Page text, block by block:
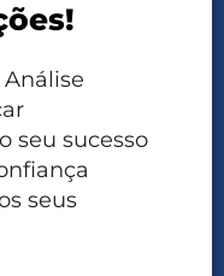
seu sucesso
seus